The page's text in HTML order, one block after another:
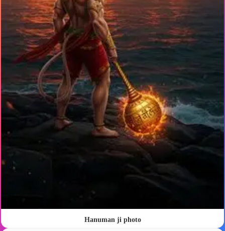
Hanuman ji photo